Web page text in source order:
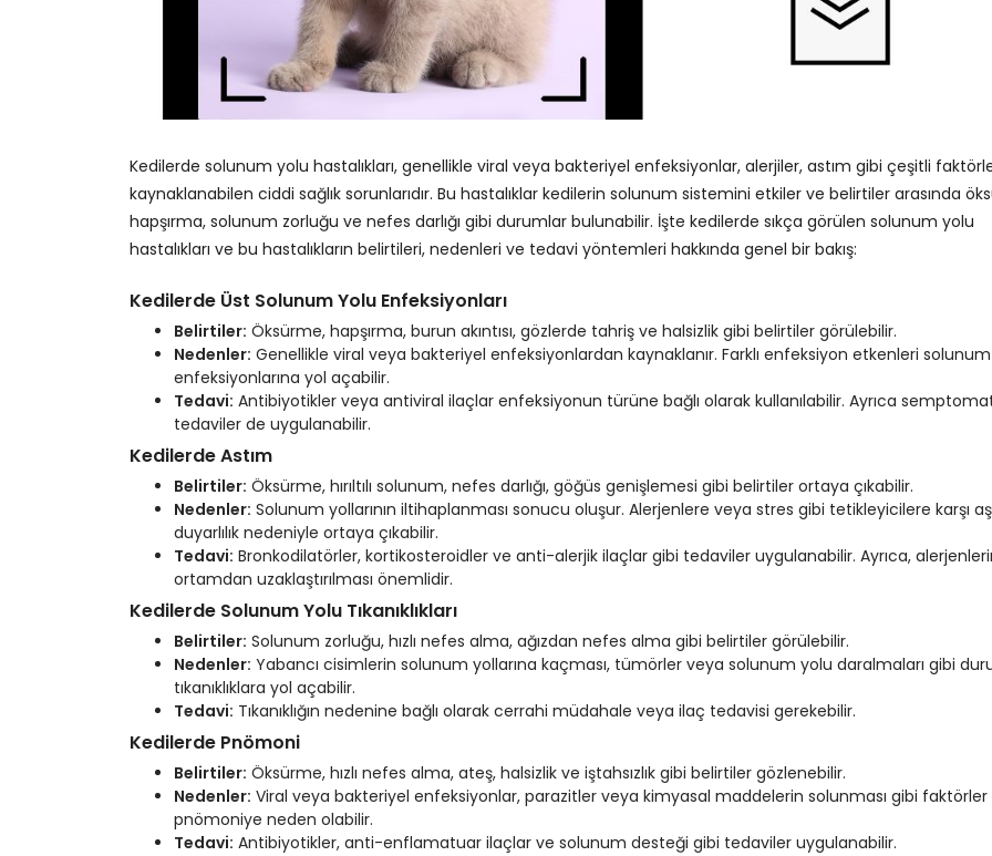
Kedilerde solunum yolu hastalıkları, genellikle viral veya bakteriyel enfeksiyonlar, alerjiler, astım gibi çeşitli
kaynaklanabilen ciddi sağlık sorunlarıdır. Bu hastalıklar kedilerin solunum sistemini etkiler ve belirtiler arasında
hapşırma, solunum zorluğu ve nefes darlığı gibi durumlar bulunabilir. İşte kedilerde sıkça görülen solunum yolu
hastalıkları ve bu hastalıkların belirtileri, nedenleri ve tedavi yöntemleri hakkında genel bir bakış:
Kedilerde Üst Solunum Yolu Enfeksiyonları
Belirtiler: Öksürme, hapşırma, burun akıntısı, gözlerde tahriş ve halsizlik gibi belirtiler görülebilir.
Nedenler: Genellikle viral veya bakteriyel enfeksiyonlardan kaynaklanır. Farklı enfeksiyon etkenleri
enfeksiyonlarına yol açabilir.
Tedavi: Antibiyotikler veya antiviral ilaçlar enfeksiyonun türüne bağlı olarak kullanılabilir. Ayrıca
tedaviler de uygulanabilir.
Kedilerde Astım
Belirtiler: Öksürme, hırıltılı solunum, nefes darlığı, göğüs genişlemesi gibi belirtiler ortaya çıkabilir.
Nedenler: Solunum yollarının iltihaplanması sonucu oluşur. Alerjenlere veya stres gibi tetikleyicilere karşı
duyarlılık nedeniyle ortaya çıkabilir.
Tedavi: Bronkodilatörler, kortikosteroidler ve anti-alerjik ilaçlar gibi tedaviler uygulanabilir. Ayrıca,
ortamdan uzaklaştırılması önemlidir.
Kedilerde Solunum Yolu Tıkanıklıkları
Belirtiler: Solunum zorluğu, hızlı nefes alma, ağızdan nefes alma gibi belirtiler görülebilir.
Nedenler: Yabancı cisimlerin solunum yollarına kaçması, tümörler veya solunum yolu daralmaları gibi
tıkanıklıklara yol açabilir.
Tedavi: Tıkanıklığın nedenine bağlı olarak cerrahi müdahale veya ilaç tedavisi gerekebilir.
Kedilerde Pnömoni
Belirtiler: Öksürme, hızlı nefes alma, ateş, halsizlik ve iştahsızlık gibi belirtiler gözlenebilir.
Nedenler: Viral veya bakteriyel enfeksiyonlar, parazitler veya kimyasal maddelerin solunması gibi faktörler
pnömoniye neden olabilir.
Tedavi: Antibiyotikler, anti-enflamatuar ilaçlar ve solunum desteği gibi tedaviler uygulanabilir.